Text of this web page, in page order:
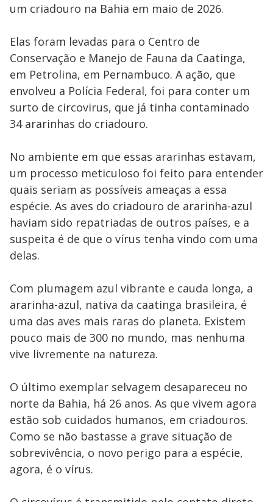
um criadouro na Bahia em maio de 2026.
Elas foram levadas para o Centro de
Conservação e Manejo de Fauna da Caatinga,
em Petrolina, em Pernambuco. A ação, que
envolveu a Polícia Federal, foi para conter um
surto de circovirus, que já tinha contaminado
34 ararinhas do criadouro.
No ambiente em que essas ararinhas estavam,
um processo meticuloso foi feito para entender
quais seriam as possíveis ameaças a essa
espécie. As aves do criadouro de ararinha-azul
haviam sido repatriadas de outros países, e a
suspeita é de que o vírus tenha vindo com uma
delas.
Com plumagem azul vibrante e cauda longa, a
ararinha-azul, nativa da caatinga brasileira, é
uma das aves mais raras do planeta. Existem
pouco mais de 300 no mundo, mas nenhuma
vive livremente na natureza.
O último exemplar selvagem desapareceu no
norte da Bahia, há 26 anos. As que vivem agora
estão sob cuidados humanos, em criadouros.
Como se não bastasse a grave situação de
sobrevivência, o novo perigo para a espécie,
agora, é o vírus.